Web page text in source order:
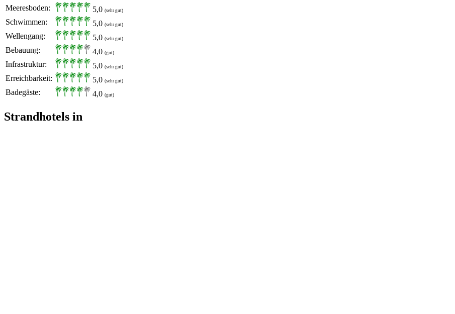
Meeresboden: 5,0 (sehr gut)
Schwimmen: 5,0 (sehr gut)
Wellengang: 5,0 (sehr gut)
Bebauung: 4,0 (gut)
Infrastruktur: 5,0 (sehr gut)
Erreichbarkeit: 5,0 (sehr gut)
Badegäste: 4,0 (gut)
Strandhotels in